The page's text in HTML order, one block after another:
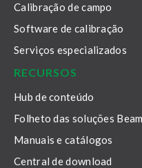
Calibração de campo
Software de calibração
Serviços especializados
RECURSOS
Hub de conteúdo
Folheto das soluções
Manuais e catálogos
Central de download